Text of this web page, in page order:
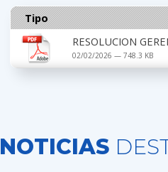
Tipo
RESOLUCION
02/02/2026 — 748.3 KB
NOTICIAS